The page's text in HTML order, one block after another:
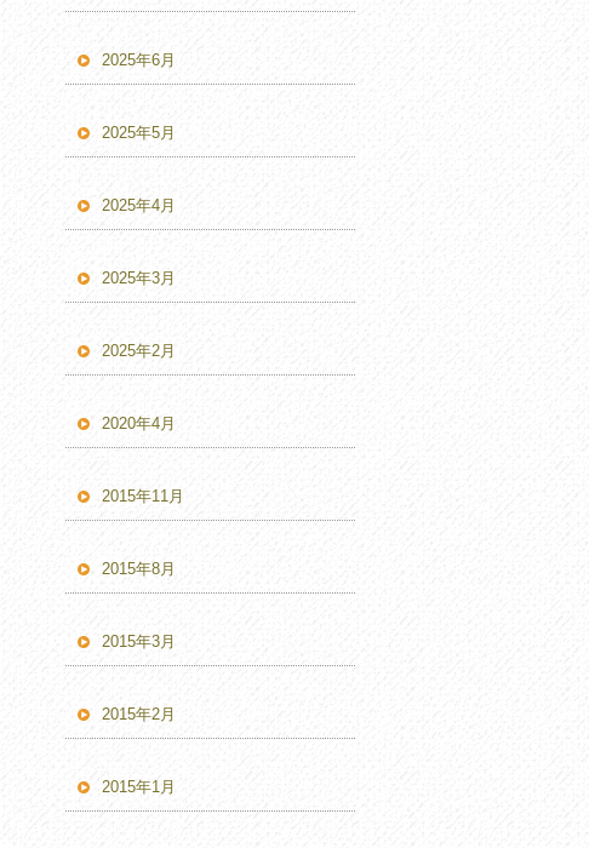
2025年6月
2025年5月
2025年4月
2025年3月
2025年2月
2020年4月
2015年11月
2015年8月
2015年3月
2015年2月
2015年1月